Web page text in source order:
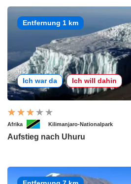
Entfernung 1 km
Ich war da Ich will dahin
Afrika Kilimanjaro-Nationalpark
Aufstieg nach Uhuru